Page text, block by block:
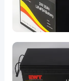
capacité
normale
de
10
Ah
et